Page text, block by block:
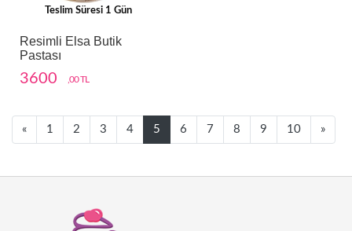
Teslim Süresi 1 Gün
Resimli Elsa Butik
Pastası
3600 ,00 TL
«Next1 2 3 4 5 6 7 8 9 10 »Next